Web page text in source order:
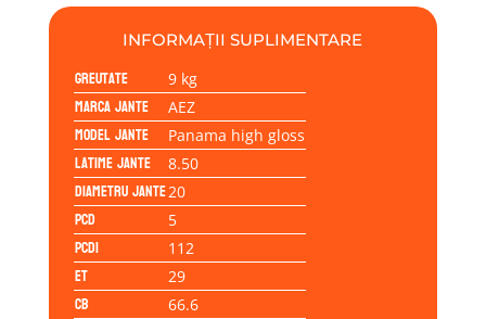
8.50x20
INFORMAȚII SUPLIMENTARE
Greutate 9 kg
Marca jante AEZ
Model jante Panama high gloss
Latime jante 8.50
Diametru jante20
PCD 5
PCD1 112
ET 29
CB 66.6